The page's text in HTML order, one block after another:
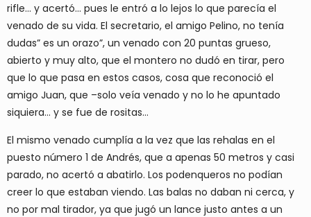
rifle… y acertó… pues le entró a lo lejos lo que parecía el
venado de su vida. El secretario, el amigo Pelino, no tenía
dudas” es un orazo”, un venado con 20 puntas grueso,
abierto y muy alto, que el montero no dudó en tirar, pero
que lo que pasa en estos casos, cosa que reconoció el
amigo Juan, que –solo veía venado y no lo he apuntado
siquiera… y se fue de rositas…
El mismo venado cumplía a la vez que las rehalas en el
puesto número 1 de Andrés, que a apenas 50 metros y casi
parado, no acertó a abatirlo. Los podenqueros no podían
creer lo que estaban viendo. Las balas no daban ni cerca, y
no por mal tirador, ya que jugó un lance justo antes a un